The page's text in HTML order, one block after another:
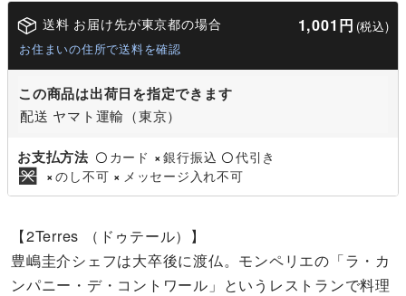
送料 お届け先が東京都の場合 1,001円 (税込)
お住まいの住所で送料を確認
この商品は出荷日を指定できます
配送 ヤマト運輸（東京）
お支払方法 〇 カード × 銀行振込 〇代引き
× のし不可 × メッセージ入れ不可
【2Terres （ドゥテール）】
豊嶋圭介シェフは大卒後に渡仏。モンペリエの「ラ・カ
ンパニー・デ・コントワール」というレストランで料理